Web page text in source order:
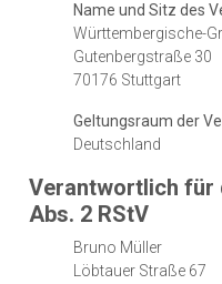
Name und Sitz des
Württembergische-
Gutenbergstraße 30
70176 Stuttgart
Geltungsraum der
Deutschland
Verantwortlich für
Abs. 2 RStV
Bruno Müller
Löbtauer Straße 67